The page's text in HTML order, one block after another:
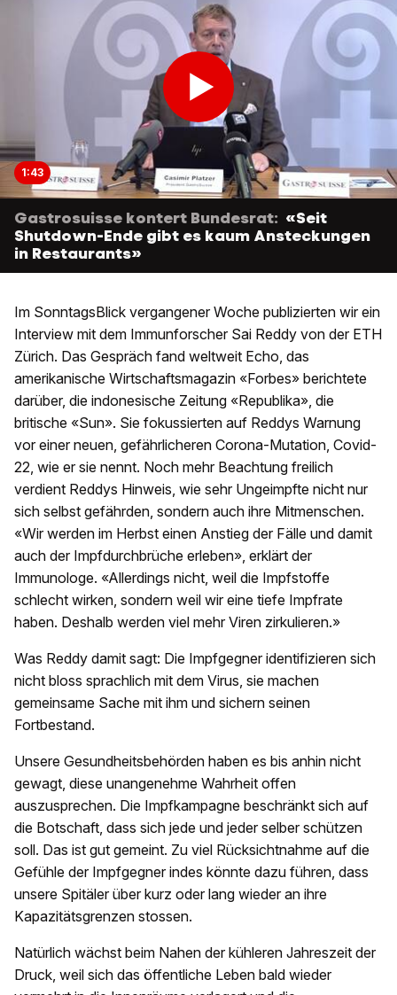
1:43
Gastrosuisse kontert Bundesrat: «Seit
Shutdown-Ende gibt es kaum Ansteckungen
in Restaurants»
Im SonntagsBlick vergangener Woche publizierten wir ein
Interview mit dem Immunforscher Sai Reddy von der ETH
Zürich. Das Gespräch fand weltweit Echo, das
amerikanische Wirtschaftsmagazin «Forbes» berichtete
darüber, die indonesische Zeitung «Republika», die
britische «Sun». Sie fokussierten auf Reddys Warnung
vor einer neuen, gefährlicheren Corona-Mutation, Covid-
22, wie er sie nennt. Noch mehr Beachtung freilich
verdient Reddys Hinweis, wie sehr Ungeimpfte nicht nur
sich selbst gefährden, sondern auch ihre Mitmenschen.
«Wir werden im Herbst einen Anstieg der Fälle und damit
auch der Impfdurchbrüche erleben», erklärt der
Immunologe. «Allerdings nicht, weil die Impfstoffe
schlecht wirken, sondern weil wir eine tiefe Impfrate
haben. Deshalb werden viel mehr Viren zirkulieren.»
Was Reddy damit sagt: Die Impfgegner identifizieren sich
nicht bloss sprachlich mit dem Virus, sie machen
gemeinsame Sache mit ihm und sichern seinen
Fortbestand.
Unsere Gesundheitsbehörden haben es bis anhin nicht
gewagt, diese unangenehme Wahrheit offen
auszusprechen. Die Impfkampagne beschränkt sich auf
die Botschaft, dass sich jede und jeder selber schützen
soll. Das ist gut gemeint. Zu viel Rücksichtnahme auf die
Gefühle der Impfgegner indes könnte dazu führen, dass
unsere Spitäler über kurz oder lang wieder an ihre
Kapazitätsgrenzen stossen.
Natürlich wächst beim Nahen der kühleren Jahreszeit der
Druck, weil sich das öffentliche Leben bald wieder